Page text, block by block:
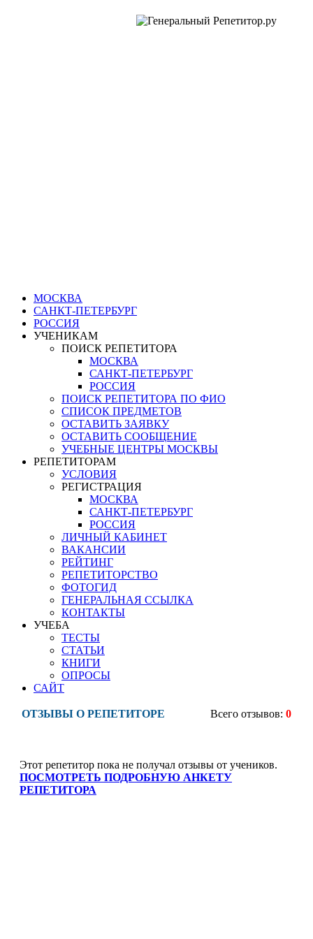
МОСКВА
САНКТ-ПЕТЕРБУРГ
РОССИЯ
УЧЕНИКАМ
ПОИСК РЕПЕТИТОРА
МОСКВА
САНКТ-ПЕТЕРБУРГ
РОССИЯ
ПОИСК РЕПЕТИТОРА ПО ФИО
СПИСОК ПРЕДМЕТОВ
ОСТАВИТЬ ЗАЯВКУ
ОСТАВИТЬ СООБЩЕНИЕ
УЧЕБНЫЕ ЦЕНТРЫ МОСКВЫ
РЕПЕТИТОРАМ
УСЛОВИЯ
РЕГИСТРАЦИЯ
МОСКВА
САНКТ-ПЕТЕРБУРГ
РОССИЯ
ЛИЧНЫЙ КАБИНЕТ
ВАКАНСИИ
РЕЙТИНГ
РЕПЕТИТОРСТВО
ФОТОГИД
ГЕНЕРАЛЬНАЯ ССЫЛКА
КОНТАКТЫ
УЧЕБА
ТЕСТЫ
СТАТЬИ
КНИГИ
ОПРОСЫ
САЙТ
ОТЗЫВЫ О РЕПЕТИТОРЕ Всего отзывов: 0
Этот репетитор пока не получал отзывы от учеников.
ПОСМОТРЕТЬ ПОДРОБНУЮ АНКЕТУ
РЕПЕТИТОРА